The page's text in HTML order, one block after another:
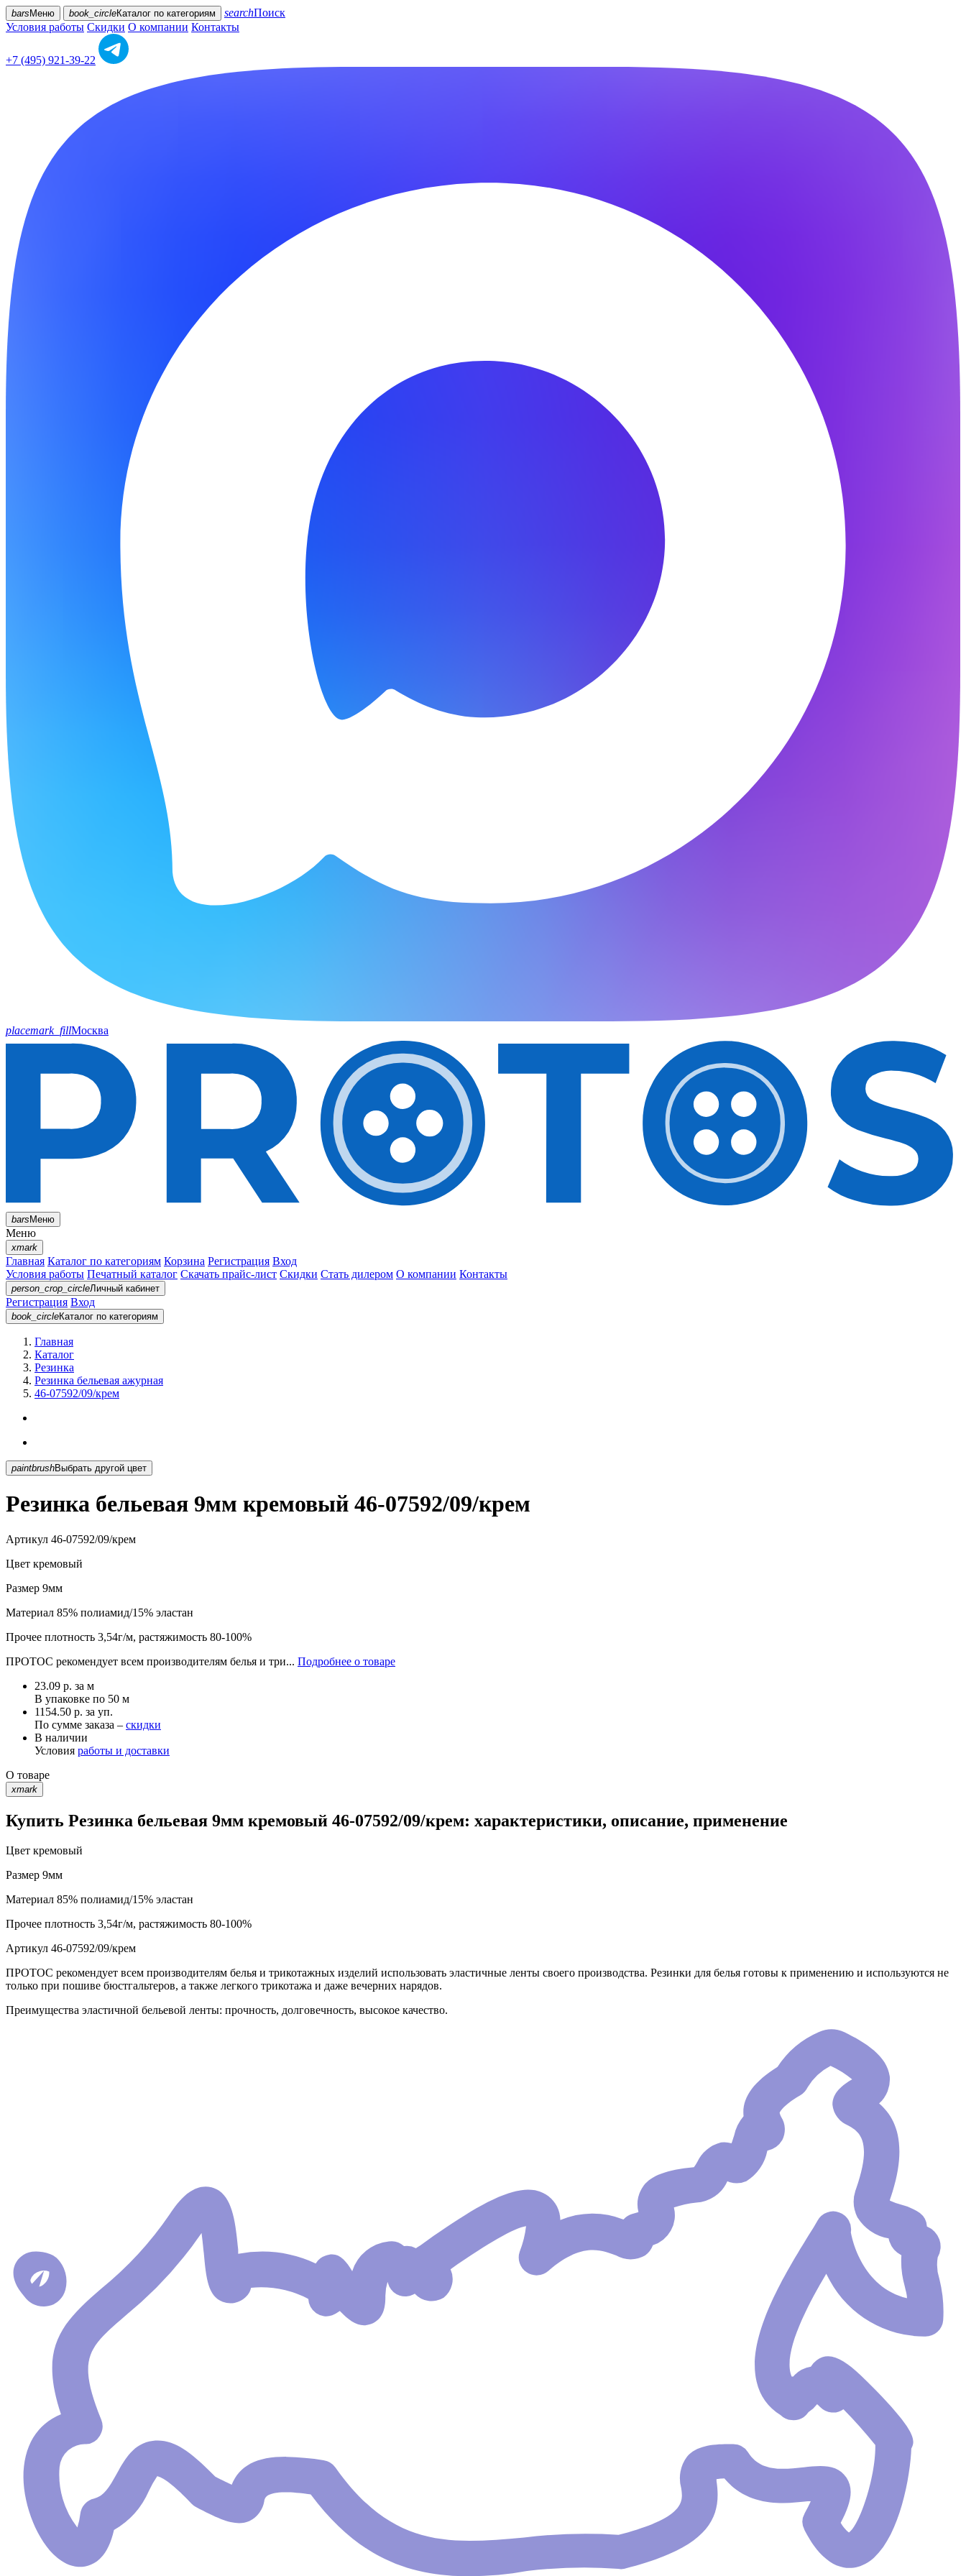
bars Меню book_circleКаталог по категориям searchПоиск
Условия работы Скидки О компании Контакты
+7 (495) 921-39-22
placemark_fillМосква
barsМеню
Меню
xmark
Главная Каталог по категориям Корзина Регистрация Вход
Условия работы Печатный каталог Скачать прайс-лист Скидки Стать дилером О компании Контакты
person_crop_circleЛичный кабинет
Регистрация Вход
book_circleКаталог по категориям
Главная
Каталог
Резинка
Резинка бельевая ажурная
46-07592/09/крем
paintbrush Выбрать другой цвет
Резинка бельевая 9мм кремовый 46-07592/09/крем
Артикул 46-07592/09/крем
Цвет кремовый
Размер 9мм
Материал 85% полиамид/15% эластан
Прочее плотность 3,54г/м, растяжимость 80-100%
ПРОТОС рекомендует всем производителям белья и три... Подробнее о товаре
23.09 р. за м
В упаковке по 50 м
1154.50 р. за уп.
По сумме заказа – скидки
В наличии
Условия работы и доставки
О товаре
xmark
Купить Резинка бельевая 9мм кремовый 46-07592/09/крем: характеристики, описание, применение
Цвет кремовый
Размер 9мм
Материал 85% полиамид/15% эластан
Прочее плотность 3,54г/м, растяжимость 80-100%
Артикул 46-07592/09/крем
ПРОТОС рекомендует всем производителям белья и трикотажных изделий использовать эластичные ленты своего производства. Резинки для белья готовы к применению и используются не
только при пошиве бюстгальтеров, а также легкого трикотажа и даже вечерних нарядов.
Преимущества эластичной бельевой ленты: прочность, долговечность, высокое качество.